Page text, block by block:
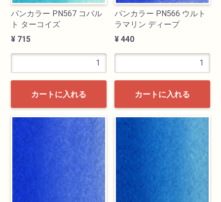
パンカラー PN567 コバル
ト ターコイズ
¥ 715
カートに入れる
パンカラー PN566 ウルト
ラマリン ディープ
¥ 440
カートに入れる